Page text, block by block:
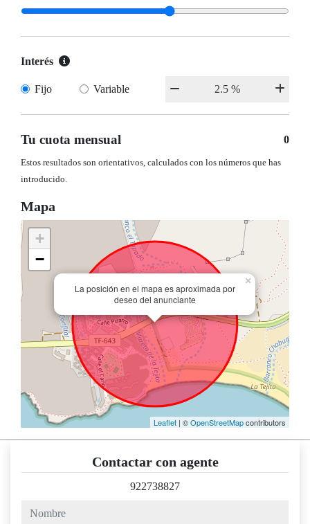
Interés
Fijo Variable
Tu cuota mensual 0
Estos resultados son orientativos, calculados con los números que has
introducido.
Mapa
La posición en el mapa es aproximada por
deseo del anunciante
×
+
−
Leaflet | ©OpenStreetMapcontributors
Contactar con agente
922738827
nombre